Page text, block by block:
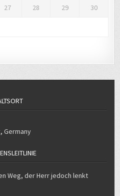
Weg, der Herr jedoch lenkt